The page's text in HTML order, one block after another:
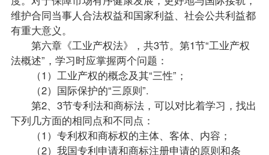
维护合同当事人合法权益和国家利益、社会公共利益都
有重大意义。
第六章《工业产权法》，共3节。第1节“工业产权
法概述”，学习时应掌握两个问题：
（1）工业产权的概念及其“三性”；
（2）国际保护的“三原则”.
第2、3节专利法和商标法，可以对比着学习，找出
下列几方面的相同点和不同点：
（1）专利权和商标权的主体、客体、内容；
（2）我国专利申请和商标注册申请的原则和条